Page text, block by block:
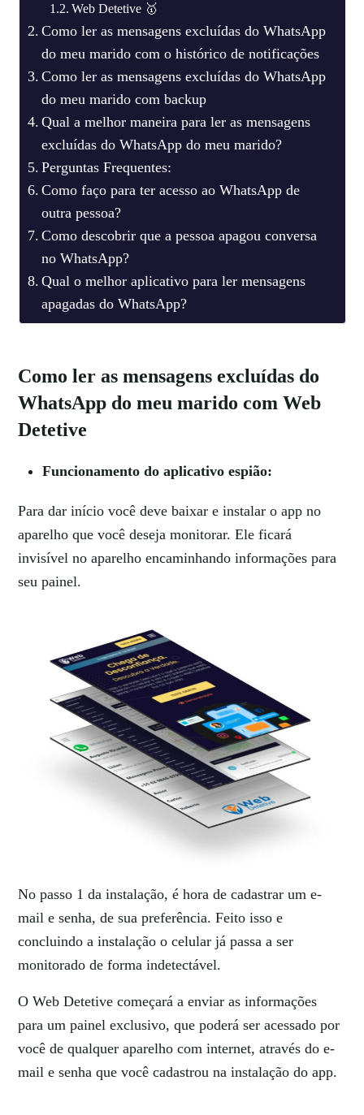
Web Detetive 🥇
Como ler as mensagens excluídas do WhatsApp
do meu marido com o histórico de notificações
Como ler as mensagens excluídas do WhatsApp
do meu marido com backup
Qual a melhor maneira para ler as mensagens
excluídas do WhatsApp do meu marido?
Perguntas Frequentes:
Como faço para ter acesso ao WhatsApp de
outra pessoa?
Como descobrir que a pessoa apagou conversa
no WhatsApp?
Qual o melhor aplicativo para ler mensagens
apagadas do WhatsApp?
Como ler as mensagens excluídas do
WhatsApp do meu marido com Web
Detetive
Funcionamento do aplicativo espião:
Para dar início você deve baixar e instalar o app no
aparelho que você deseja monitorar. Ele ficará
invisível no aparelho encaminhando informações para
seu painel.
No passo 1 da instalação, é hora de cadastrar um e-
mail e senha, de sua preferência. Feito isso e
concluindo a instalação o celular já passa a ser
monitorado de forma indetectável.
O Web Detetive começará a enviar as informações
para um painel exclusivo, que poderá ser acessado por
você de qualquer aparelho com internet, através do e-
mail e senha que você cadastrou na instalação do app.